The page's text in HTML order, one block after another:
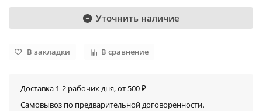
Уточнить наличие
В закладки В сравнение
Доставка 1-2 рабочих дня, от 500 ₽
Самовывоз по предварительной договоренности.